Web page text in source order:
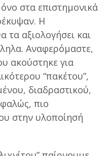
στα επιστημονικά
Η
τα αξιολογήσει και
Αναφερόμαστε,
ακούστηκε για
“πακέτου”,
διαδραστικού,
πιο
στην υλοποίησή